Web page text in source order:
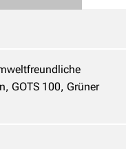
GOTS 100, Grüner